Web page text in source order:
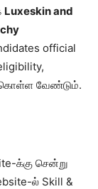
Luxeskin and
official
வேண்டும்.
க்கு சென்று
ல் Skill &